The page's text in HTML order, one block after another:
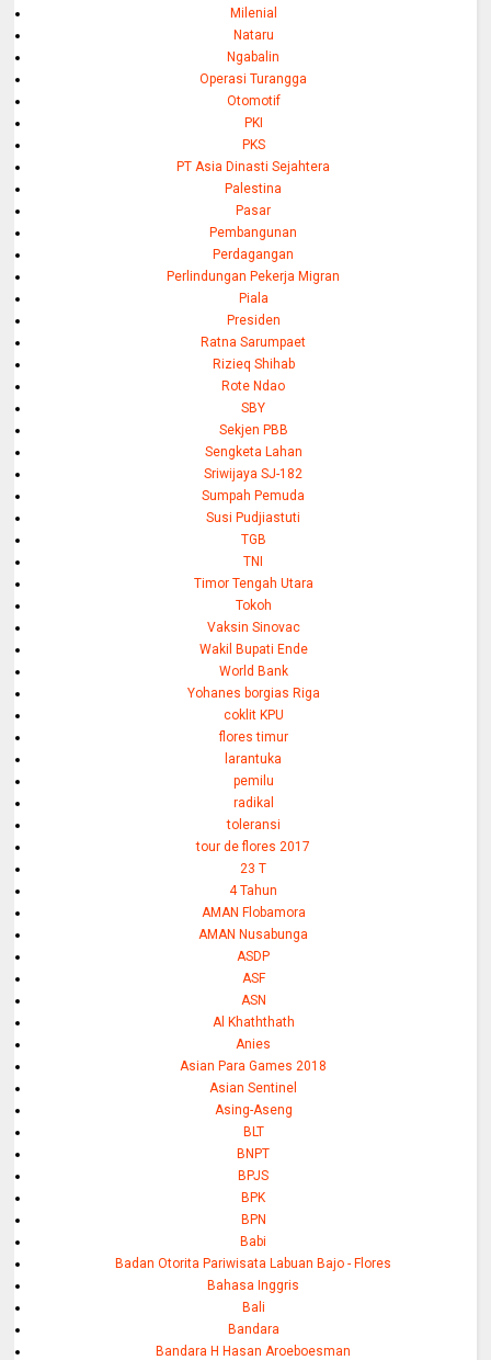
Milenial
Nataru
Ngabalin
Operasi Turangga
Otomotif
PKI
PKS
PT Asia Dinasti Sejahtera
Palestina
Pasar
Pembangunan
Perdagangan
Perlindungan Pekerja Migran
Piala
Presiden
Ratna Sarumpaet
Rizieq Shihab
Rote Ndao
SBY
Sekjen PBB
Sengketa Lahan
Sriwijaya SJ-182
Sumpah Pemuda
Susi Pudjiastuti
TGB
TNI
Timor Tengah Utara
Tokoh
Vaksin Sinovac
Wakil Bupati Ende
World Bank
Yohanes borgias Riga
coklit KPU
flores timur
larantuka
pemilu
radikal
toleransi
tour de flores 2017
23 T
4 Tahun
AMAN Flobamora
AMAN Nusabunga
ASDP
ASF
ASN
Al Khaththath
Anies
Asian Para Games 2018
Asian Sentinel
Asing-Aseng
BLT
BNPT
BPJS
BPK
BPN
Babi
Badan Otorita Pariwisata Labuan Bajo - Flores
Bahasa Inggris
Bali
Bandara
Bandara H Hasan Aroeboesman